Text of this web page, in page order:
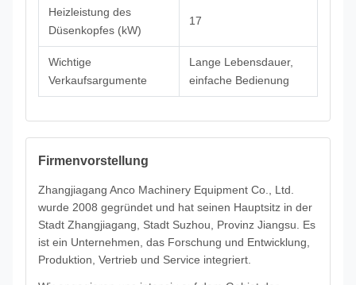
Heizleistung des
Düsenkopfes (kW)
17
Wichtige
Verkaufsargumente
Lange Lebensdauer,
einfache Bedienung
Firmenvorstellung
Zhangjiagang Anco Machinery Equipment Co., Ltd.
wurde 2008 gegründet und hat seinen Hauptsitz in der
Stadt Zhangjiagang, Stadt Suzhou, Provinz Jiangsu. Es
ist ein Unternehmen, das Forschung und Entwicklung,
Produktion, Vertrieb und Service integriert.